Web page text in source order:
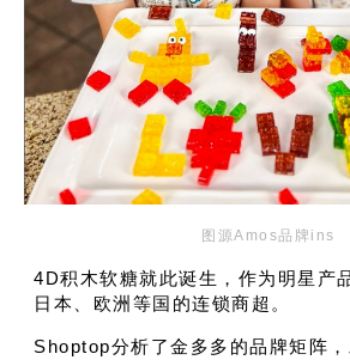
图源Amos品牌ins
4D积木软糖就此诞生，作为明星产
日本、欧洲等国的连锁商超。
Shoptop分析了金多多的品牌矩阵，